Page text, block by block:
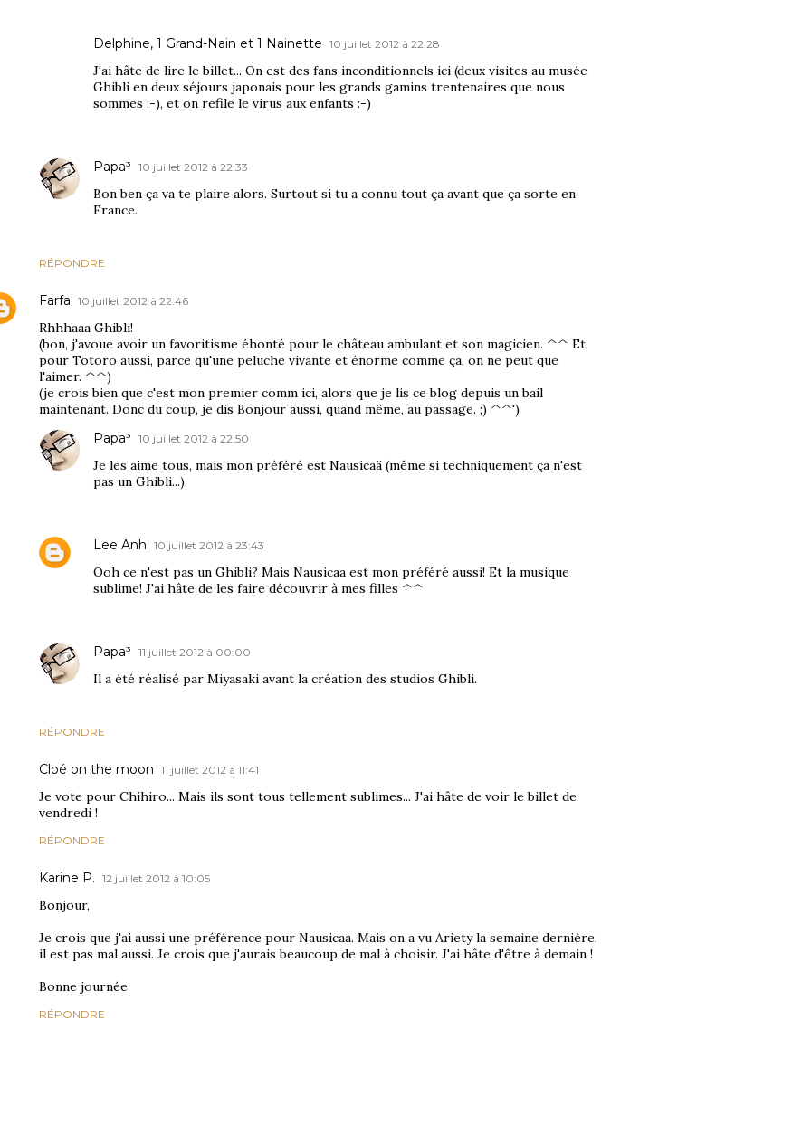
RÉPONDRE
Delphine, 1 Grand-Nain et 1 Nainette 10 juillet 2012 à 22:28
J'ai hâte de lire le billet... On est des fans inconditionnels ici (deux visites au musée
Ghibli en deux séjours japonais pour les grands gamins trentenaires que nous
sommes :-), et on refile le virus aux enfants :-)
Papa³ 10 juillet 2012 à 22:33
Bon ben ça va te plaire alors. Surtout si tu a connu tout ça avant que ça sorte en
France.
Farfa 10 juillet 2012 à 22:46
Rhhhaaa Ghibli!
(bon, j'avoue avoir un favoritisme éhonté pour le château ambulant et son magicien. ^^ Et
pour Totoro aussi, parce qu'une peluche vivante et énorme comme ça, on ne peut que
l'aimer. ^^)
(je crois bien que c'est mon premier comm ici, alors que je lis ce blog depuis un bail
maintenant. Donc du coup, je dis Bonjour aussi, quand même, au passage. ;) ^^')
RÉPONDRE
Papa³ 10 juillet 2012 à 22:50
Je les aime tous, mais mon préféré est Nausicaä (même si techniquement ça n'est
pas un Ghibli...).
Lee Anh 10 juillet 2012 à 23:43
Ooh ce n'est pas un Ghibli? Mais Nausicaa est mon préféré aussi! Et la musique
sublime! J'ai hâte de les faire découvrir à mes filles ^^
Papa³ 11 juillet 2012 à 00:00
Il a été réalisé par Miyasaki avant la création des studios Ghibli.
Cloé on the moon 11 juillet 2012 à 11:41
Je vote pour Chihiro... Mais ils sont tous tellement sublimes... J'ai hâte de voir le billet de
vendredi !
RÉPONDRE
Karine P. 12 juillet 2012 à 10:05
Bonjour,
Je crois que j'ai aussi une préférence pour Nausicaa. Mais on a vu Ariety la semaine dernière,
il est pas mal aussi. Je crois que j'aurais beaucoup de mal à choisir. J'ai hâte d'être à demain !
Bonne journée
RÉPONDRE